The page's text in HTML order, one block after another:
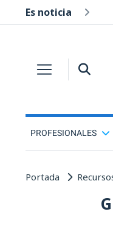
Es noticia
PROFESIONALES
Portada